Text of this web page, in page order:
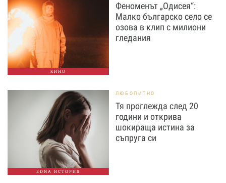
КИНО
Феноменът „Одисея“:
Малко българско село се
озова в клип с милиони
гледания
EDNA ИСТОРИЯ
ЛЮБОПИТНО
Тя проглежда след 20
години и открива
шокираща истина за
съпруга си